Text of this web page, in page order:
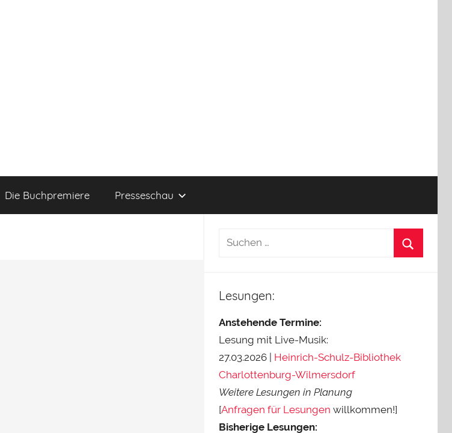
Die Buchpremiere Presseschau
Lesungen:
Anstehende Termine:
Lesung mit Live-Musik:
27.03.2026 | Heinrich-Schulz-Bibliothek
Charlottenburg-Wilmersdorf
Weitere Lesungen in Planung
[Anfragen für Lesungen willkommen!]
Bisherige Lesungen: